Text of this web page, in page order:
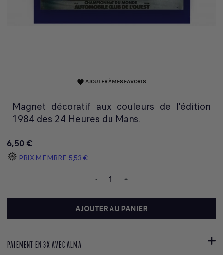
favorite AJOUTER À MES FAVORIS
Magnet décoratif aux couleurs de l'édition
1984 des 24 Heures du Mans.
6,50 €
PRIX MEMBRE 5,53 €
- +
AJOUTER AU PANIER
PAIEMENT EN 3X AVEC ALMA